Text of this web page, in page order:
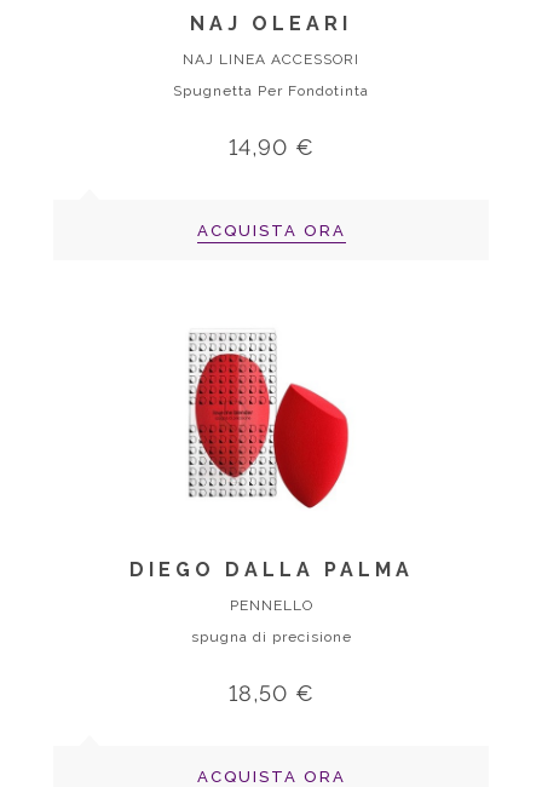
NAJ OLEARI
NAJ LINEA ACCESSORI
Spugnetta Per Fondotinta
14,90 €
ACQUISTA ORA
DIEGO DALLA PALMA
PENNELLO
spugna di precisione
18,50 €
ACQUISTA ORA